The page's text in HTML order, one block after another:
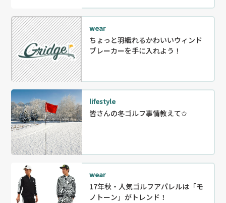
wear
ちょっと羽織れるかわいいウィンド
ブレーカーを手に入れよう！
lifestyle
皆さんの冬ゴルフ事情教えて✩
wear
17年秋・人気ゴルフアパレルは「モ
ノトーン」がトレンド！